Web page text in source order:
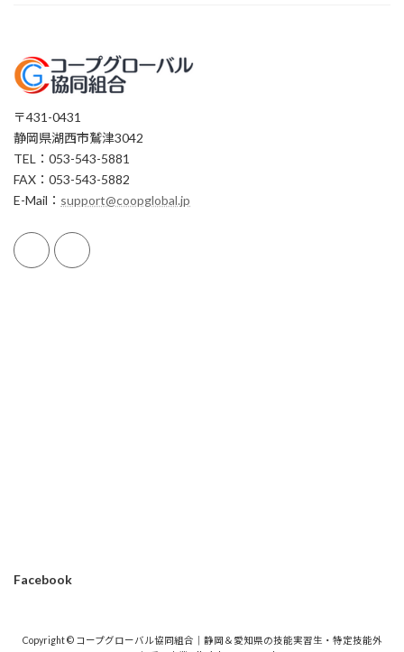
〒431-0431
静岡県湖西市鷲津3042
TEL：053-543-5881
FAX：053-543-5882
E-Mail： support@coopglobal.jp
Facebook
Copyright © コープグローバル協同組合｜静岡＆愛知県の技能実習生・特定技能外